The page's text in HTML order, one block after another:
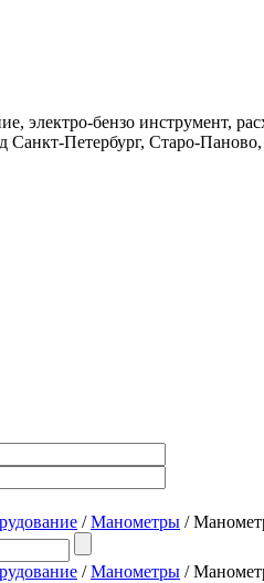
электро-бензо инструмент,
Санкт-Петербург, Старо-
/Манометры /
/Манометры /